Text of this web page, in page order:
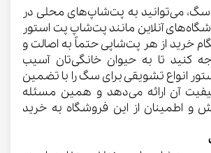
می‌توانید به پت‌شاپ‌های محلی در
آنلاین مانند پت‌شاپ پت استور
خرید از هر پت‌شاپی حتماً به اصالت و
کنید تا به حیوان خانگی‌تان آسیب
انواع تشویقی برای سگ را با تضمین
آن ارائه می‌دهد و همین مسئله
و اطمینان از این فروشگاه به خرید